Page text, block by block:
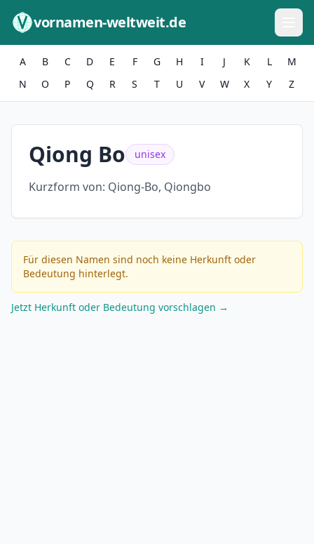
vornamen-weltweit.de
A B C D E F G H I J K L
M
N
O P Q R S T U V W X Y Z
Qiong Bo unisex
Kurzform von: Qiong-Bo, Qiongbo
Für diesen Namen sind noch keine Herkunft oder
Bedeutung hinterlegt.
Jetzt Herkunft oder Bedeutung vorschlagen →